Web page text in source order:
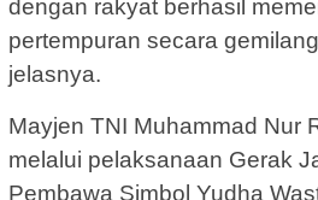
dengan rakyat berhasil
pertempuran secara
jelasnya.
Mayjen TNI Muhammad Nur
melalui pelaksanaan Gerak
Pembawa Simbol Yudha